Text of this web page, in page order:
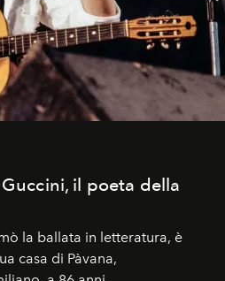
il poeta della
la ballata in letteratura, è
casa di Pàvana,